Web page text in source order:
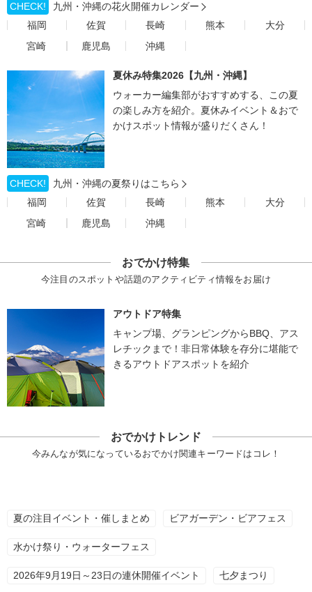
CHECK!
九州・沖縄の花火開催カレンダー
福岡
佐賀 長崎 熊本
大分
宮崎
鹿児島 沖縄
夏休み特集2026【九州・沖縄】
ウォーカー編集部がおすすめする、この夏
の楽しみ方を紹介。夏休みイベント＆おで
かけスポット情報が盛りだくさん！
CHECK!
九州・沖縄の夏祭りはこちら
福岡
佐賀 長崎 熊本
大分
宮崎
鹿児島 沖縄
おでかけ特集
今注目のスポットや話題のアクティビティ情報をお届け
アウトドア特集
キャンプ場、グランピングからBBQ、アス
レチックまで！非日常体験を存分に堪能で
きるアウトドアスポットを紹介
おでかけトレンド
今みんなが気になっているおでかけ関連キーワードはコレ！
夏の注目イベント・催しまとめ ビアガーデン・ビアフェス
水かけ祭り・ウォーターフェス
2026年9月19日～23日の連休開催イベント 七夕まつり